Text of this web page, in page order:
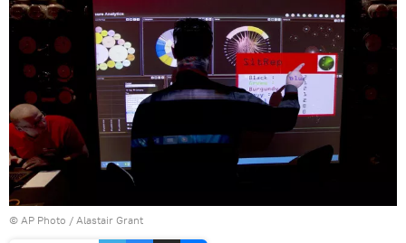
© AP Photo / Alastair Grant